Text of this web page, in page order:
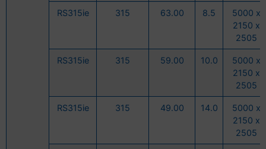
RS315ie 315 63.00 8.5
5000 x
2150 x
2505
RS315ie 315 59.00 10.0
5000 x
2150 x
2505
RS315ie 315 49.00 14.0
5000 x
2150 x
2505